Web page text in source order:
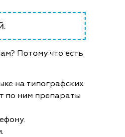
Потому что есть
на типографских
по ним препараты